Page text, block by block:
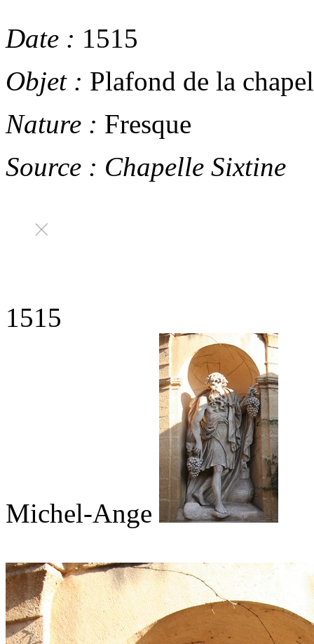
Date : 1515
Objet : Plafond de la
Nature : Fresque
Source : Chapelle Sixtine
1515
Michel-Ange